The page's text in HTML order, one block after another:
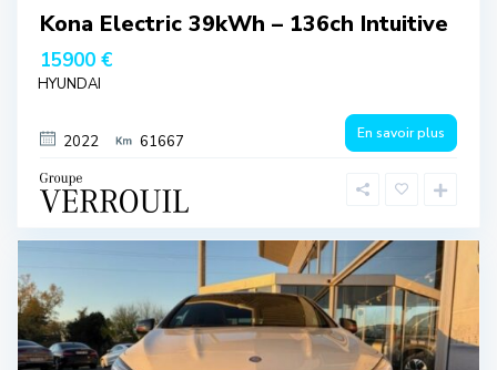
Kona Electric 39kWh – 136ch Intuitive
15900 €
HYUNDAI
2022 61667 En savoir plus